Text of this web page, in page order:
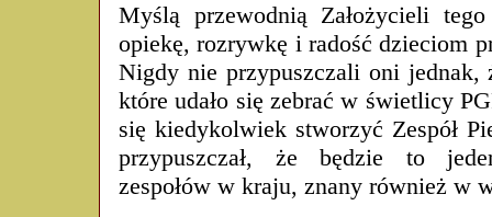
Myślą przewodnią Założycieli
opiekę, rozrywkę i radość dzieciom
Nigdy nie przypuszczali oni jednak,
które udało się zebrać w świetlicy
się kiedykolwiek stworzyć Zespół
przypuszczał, że będzie to
zespołów w kraju, znany również w